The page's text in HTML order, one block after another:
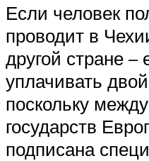
Если человек
проводит в
другой стране –
уплачивать
поскольку
государств
подписана